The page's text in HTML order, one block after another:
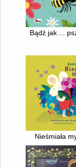
Bądź jak ...
Nieśmiała